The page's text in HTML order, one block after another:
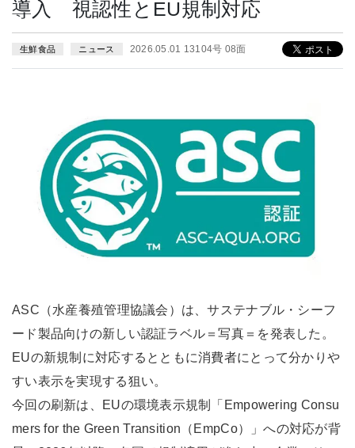
導入 視認性とEU規制対応
生鮮食品 ニュース 2026.05.01 13104号 08面
ASC（水産養殖管理協議会）は、サステナブル・シーフ
ード製品向けの新しい認証ラベル＝写真＝を発表した。
EUの新規制に対応するとともに消費者にとって分かりや
すい表示を実現する狙い。
今回の刷新は、EUの環境表示規制「Empowering Consu
mers for the Green Transition（EmpCo）」への対応が背